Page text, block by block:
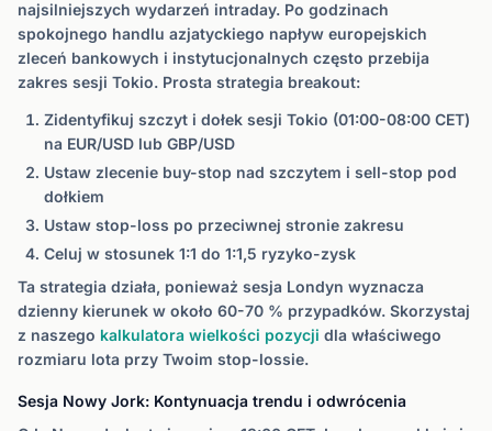
najsilniejszych wydarzeń intraday. Po godzinach
spokojnego handlu azjatyckiego napływ europejskich
zleceń bankowych i instytucjonalnych często przebija
zakres sesji Tokio. Prosta strategia breakout:
Zidentyfikuj szczyt i dołek sesji Tokio (01:00-08:00 CET)
na EUR/USD lub GBP/USD
Ustaw zlecenie buy-stop nad szczytem i sell-stop pod
dołkiem
Ustaw stop-loss po przeciwnej stronie zakresu
Celuj w stosunek 1:1 do 1:1,5 ryzyko-zysk
Ta strategia działa, ponieważ sesja Londyn wyznacza
dzienny kierunek w około 60-70 % przypadków. Skorzystaj
z naszego kalkulatora wielkości pozycji dla właściwego
rozmiaru lota przy Twoim stop-lossie.
Sesja Nowy Jork: Kontynuacja trendu i odwrócenia